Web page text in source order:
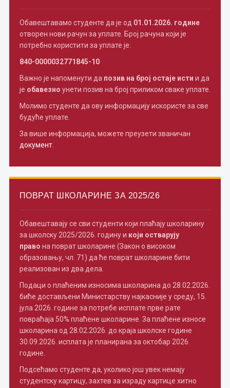
Обавештавамо студенте да је од 01.01.2026. године
отворен нови рачун за уплате. Број рачуна који је
потребно користити за уплате је:
840-0000032771845-10
Важно је напоменути да позив на број остаје исти и да
је обавезно унети позив на број приликом сваке уплате.
Молимо студенте да ову информацију искористе за све
будуће уплате.
За више информација, можете преузети званичан
документ.
ПОВРАТ ШКОЛАРИНЕ ЗА 2025/26
Обавештавају се сви студенти који плаћају школарину
за школску 2025/2026. годину и који остварују
право на поврат школарине (Закон о високом
образовању, чл. 71) да ће поврат школарине бити
реализован из два дела.
Подаци о плаћеним износима школарина до 28.02.2026.
биће достављени Министарству најкасније у среду, 15.
јула 2026. године за потребе исплате прве рате
повраћаја 50% плаћене школарине. За плаћене износе
школарина од 28.02.2026. до краја школске године
30.09.2026. исплата је планирана за октобар 2026.
године.
Подсећамо студенте да, уколико још увек немају
студентску картицу, захтев за израду картице хитно